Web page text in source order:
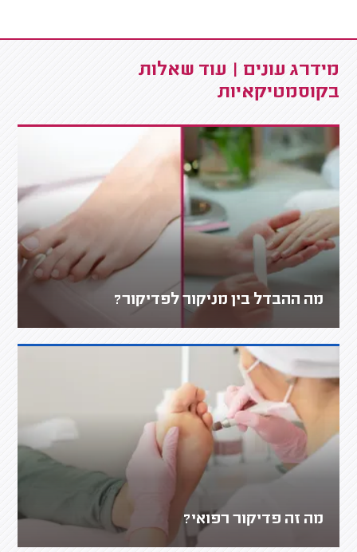
מידרג עונים | עוד שאלות
בקוסמטיקאיות
מה ההבדל בין מניקור לפדיקור?
מה זה פדיקור רפואי?